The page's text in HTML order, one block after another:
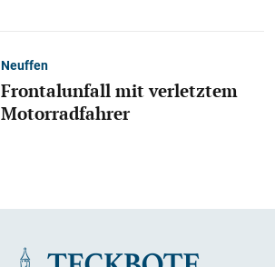
Neuffen
Frontalunfall mit verletztem
Motorradfahrer